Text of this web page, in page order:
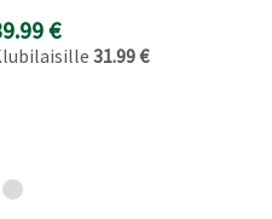
€
31.99 €